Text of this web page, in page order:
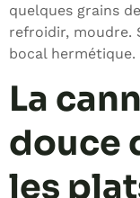
quelques grains
refroidir, moudre.
bocal hermétique.
La
douce
les